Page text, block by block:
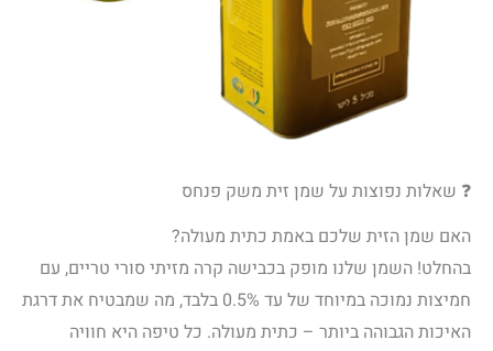
❓ שאלות נפוצות על שמן זית משק פנחס
האם שמן הזית שלכם באמת כתית מעולה?
בהחלט! השמן שלנו מופק בכבישה קרה מזיתי סורי טריים, עם
חמיצות נמוכה במיוחד של עד 0.5% בלבד, מה שמבטיח את דרגת
האיכות הגבוהה ביותר – כתית מעולה. כל טיפה היא חוויה